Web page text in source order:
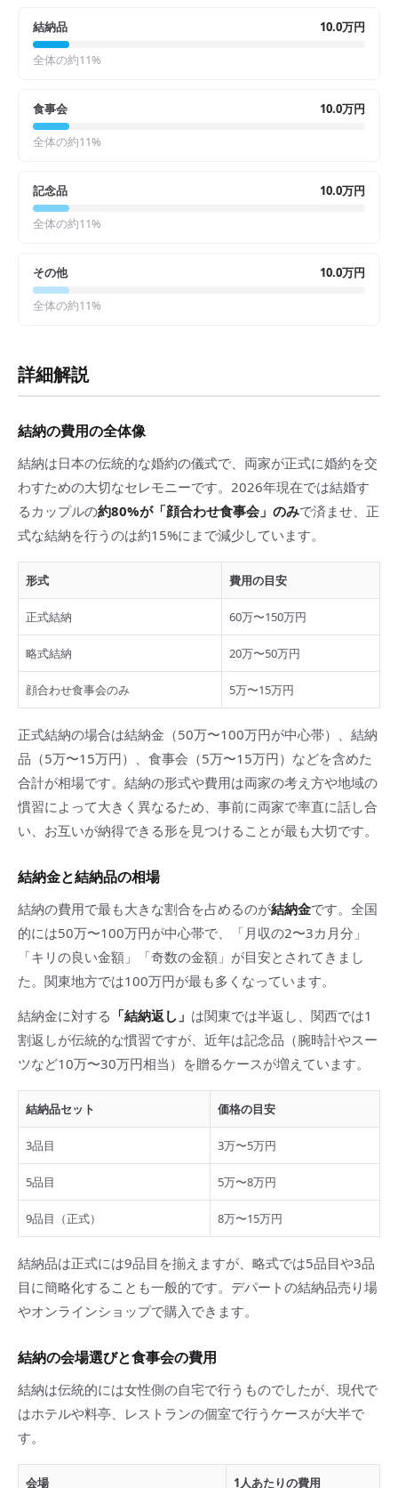
結納品 10.0万円
全体の約11%
食事会 10.0万円
全体の約11%
記念品 10.0万円
全体の約11%
その他 10.0万円
全体の約11%
詳細解説
結納の費用の全体像
結納は日本の伝統的な婚約の儀式で、両家が正式に婚約を交
わすための大切なセレモニーです。2026年現在では結婚す
るカップルの約80%が「顔合わせ食事会」のみで済ませ、正
式な結納を行うのは約15%にまで減少しています。
形式 費用の目安
正式結納 60万〜150万円
略式結納 20万〜50万円
顔合わせ食事会のみ 5万〜15万円
正式結納の場合は結納金（50万〜100万円が中心帯）、結納
品（5万〜15万円）、食事会（5万〜15万円）などを含めた
合計が相場です。結納の形式や費用は両家の考え方や地域の
慣習によって大きく異なるため、事前に両家で率直に話し合
い、お互いが納得できる形を見つけることが最も大切です。
結納金と結納品の相場
結納の費用で最も大きな割合を占めるのが結納金です。全国
的には50万〜100万円が中心帯で、「月収の2〜3カ月分」
「キリの良い金額」「奇数の金額」が目安とされてきまし
た。関東地方では100万円が最も多くなっています。
結納金に対する 「結納返し」 は関東では半返し、関西では1
割返しが伝統的な慣習ですが、近年は記念品（腕時計やスー
ツなど10万〜30万円相当）を贈るケースが増えています。
結納品セット 価格の目安
3品目 3万〜5万円
5品目 5万〜8万円
9品目（正式） 8万〜15万円
結納品は正式には9品目を揃えますが、略式では5品目や3品
目に簡略化することも一般的です。デパートの結納品売り場
やオンラインショップで購入できます。
結納の会場選びと食事会の費用
結納は伝統的には女性側の自宅で行うものでしたが、現代で
はホテルや料亭、レストランの個室で行うケースが大半で
す。
会場 1人あたりの費用